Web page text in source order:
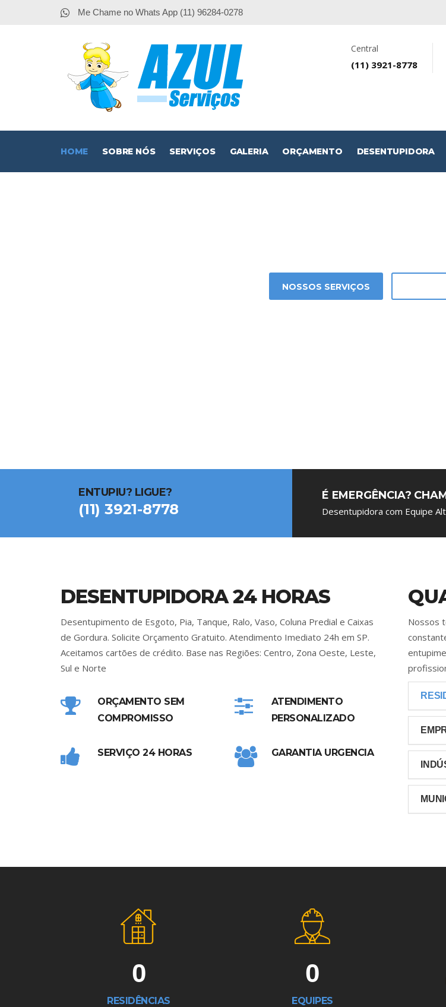
Me Chame no Whats App (11) 96284-0278
Central
(11) 3921-8778
HOME SOBRE NÓS SERVIÇOS GALERIA ORÇAMENTO DESENTUPIDORA
NOSSOS SERVIÇOS
ENTUPIU? LIGUE?
(11) 3921-8778
É EMERGÊNCIA?
Desentupidora com Equipe
DESENTUPIDORA 24 HORAS
Desentupimento de Esgoto, Pia, Tanque, Ralo, Vaso, Coluna Predial e Caixas
de Gordura. Solicite Orçamento Gratuito. Atendimento Imediato 24h em SP.
Aceitamos cartões de crédito. Base nas Regiões: Centro, Zona Oeste, Leste,
Sul e Norte
ORÇAMENTO SEM
COMPROMISSO
ATENDIMENTO
PERSONALIZADO
SERVIÇO 24 HORAS GARANTIA URGENCIA
Nossos
0
RESIDÊNCIAS
0
EQUIPES